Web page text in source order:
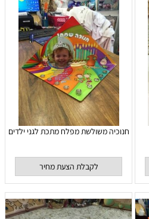
חנוכיה משולשת מפלח מתכת לגני ילדים
לקבלת הצעת מחיר